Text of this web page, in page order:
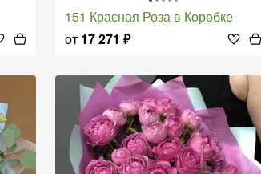
151 Красная Роза в Коробке
от 17 271 ₽